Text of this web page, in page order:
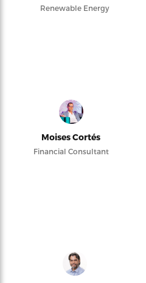
Renewable Energy
Moises Cortés
Financial Consultant